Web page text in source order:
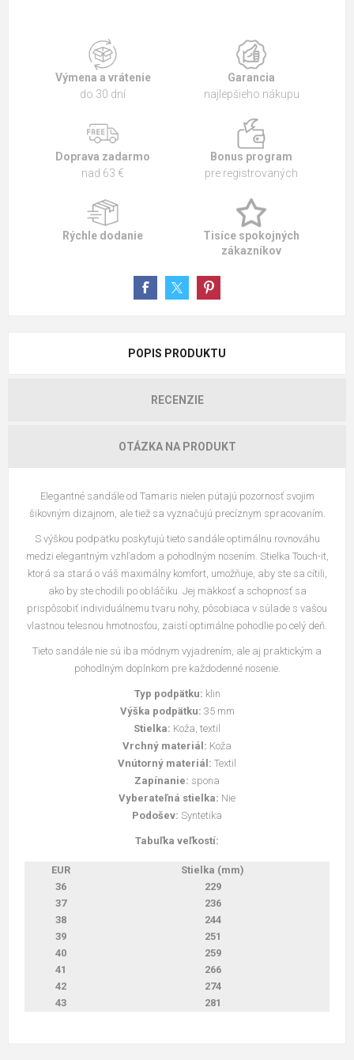
Výmena a vrátenie
do 30 dní
Garancia
najlepšieho nákupu
Doprava zadarmo
nad 63 €
Bonus program
pre registrovaných
Rýchle dodanie
Tisíce spokojných
zákazníkov
POPIS PRODUKTU
RECENZIE
OTÁZKA NA PRODUKT
Elegantné sandále od Tamaris nielen pútajú pozornosť svojim
šikovným dizajnom, ale tiež sa vyznačujú precíznym spracovaním.
S výškou podpätku poskytujú tieto sandále optimálnu rovnováhu
medzi elegantným vzhľadom a pohodlným nosením. Stielka Touch-it,
ktorá sa stará o váš maximálny komfort, umožňuje, aby ste sa cítili,
ako by ste chodili po obláčiku. Jej mäkkosť a schopnosť sa
prispôsobiť individuálnemu tvaru nohy, pôsobiaca v súlade s vašou
vlastnou telesnou hmotnosťou, zaistí optimálne pohodlie po celý deň.
Tieto sandále nie sú iba módnym vyjadrením, ale aj praktickým a
pohodlným doplnkom pre každodenné nosenie.
Typ podpätku: klin
Výška podpätku: 35 mm
Stielka: Koža, textil
Vrchný materiál: Koža
Vnútorný materiál: Textil
Zapínanie: spona
Vyberateľná stielka: Nie
Podošev: Syntetika
Tabuľka veľkostí:
EUR
Stielka (mm)
36
229
37
236
38
244
39
251
40
259
41
266
42
274
43
281